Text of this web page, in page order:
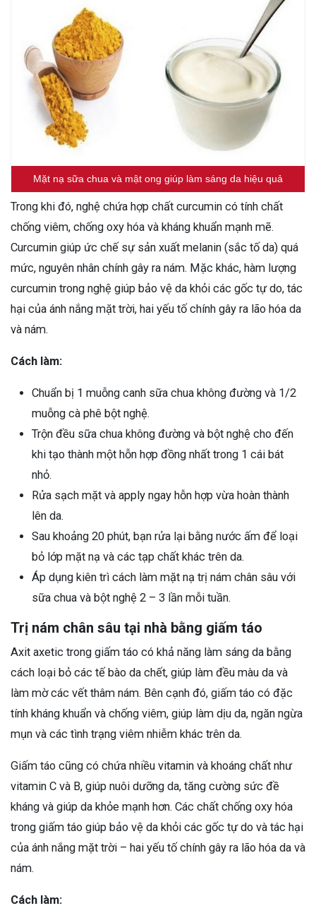
Mặt nạ sữa chua và mật ong giúp làm sáng da hiệu quả
Trong khi đó, nghệ chứa hợp chất curcumin có tính chất
chống viêm, chống oxy hóa và kháng khuẩn mạnh mẽ.
Curcumin giúp ức chế sự sản xuất melanin (sắc tố da) quá
mức, nguyên nhân chính gây ra nám. Mặc khác, hàm lượng
curcumin trong nghệ giúp bảo vệ da khỏi các gốc tự do, tác
hại của ánh nắng mặt trời, hai yếu tố chính gây ra lão hóa da
và nám.
Cách làm:
Chuẩn bị 1 muỗng canh sữa chua không đường và 1/2
muỗng cà phê bột nghệ.
Trộn đều sữa chua không đường và bột nghệ cho đến
khi tạo thành một hỗn hợp đồng nhất trong 1 cái bát
nhỏ.
Rửa sạch mặt và apply ngay hỗn hợp vừa hoàn thành
lên da.
Sau khoảng 20 phút, bạn rửa lại bằng nước ấm để loại
bỏ lớp mặt nạ và các tạp chất khác trên da.
Áp dụng kiên trì cách làm mặt nạ trị nám chân sâu với
sữa chua và bột nghệ 2 – 3 lần mỗi tuần.
Trị nám chân sâu tại nhà bằng giấm táo
Axit axetic trong giấm táo có khả năng làm sáng da bằng
cách loại bỏ các tế bào da chết, giúp làm đều màu da và
làm mờ các vết thâm nám. Bên cạnh đó, giấm táo có đặc
tính kháng khuẩn và chống viêm, giúp làm dịu da, ngăn ngừa
mụn và các tình trạng viêm nhiễm khác trên da.
Giấm táo cũng có chứa nhiều vitamin và khoáng chất như
vitamin C và B, giúp nuôi dưỡng da, tăng cường sức đề
kháng và giúp da khỏe mạnh hơn. Các chất chống oxy hóa
trong giấm táo giúp bảo vệ da khỏi các gốc tự do và tác hại
của ánh nắng mặt trời – hai yếu tố chính gây ra lão hóa da và
nám.
Cách làm: